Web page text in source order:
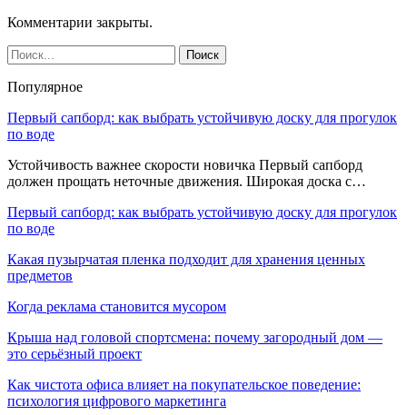
Комментарии закрыты.
Популярное
Первый сапборд: как выбрать устойчивую доску для прогулок
по воде
Устойчивость важнее скорости новичка Первый сапборд
должен прощать неточные движения. Широкая доска с…
Первый сапборд: как выбрать устойчивую доску для прогулок
по воде
Какая пузырчатая пленка подходит для хранения ценных
предметов
Когда реклама становится мусором
Крыша над головой спортсмена: почему загородный дом —
это серьёзный проект
Как чистота офиса влияет на покупательское поведение:
психология цифрового маркетинга